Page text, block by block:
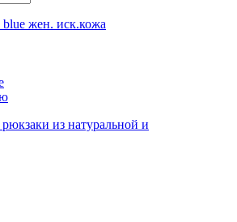
жен. иск.кожа
из натуральной и